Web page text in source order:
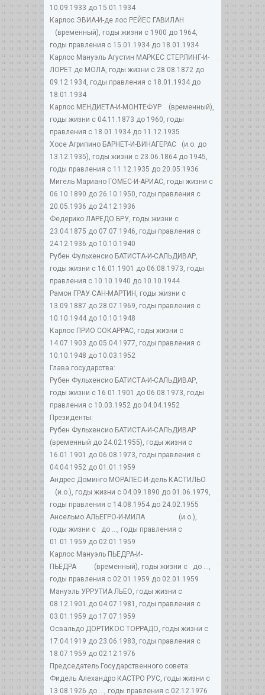
10.09.1933 до 15.01.1934
Карлос ЭВИА-И-де лос РЕЙЕС ГАВИЛАН
(временный), годы жизни с 1900 до 1964,
годы правления с 15.01.1934 до 18.01.1934
Карлос Мануэль Агустин МАРКЕС СТЕРЛИНГ-И-
ЛОРЕТ де МОЛА, годы жизни с 28.08.1872 до
09.12.1934, годы правления с 18.01.1934 до
18.01.1934
Карлос МЕНДИЕТА-И-МОНТЕФУР (временный),
годы жизни с 04.11.1873 до 1960, годы
правления с 18.01.1934 до 11.12.1935
Хосе Агрипино БАРНЕТ-И-ВИНАГЕРАС (и.о. до
13.12.1935), годы жизни с 23.06.1864 до 1945,
годы правления с 11.12.1935 до 20.05.1936
Мигель Мариано ГОМЕС-И-АРИАС, годы жизни с
06.10.1890 до 26.10.1950, годы правления с
20.05.1936 до 24.12.1936
Федерико ЛАРЕДО БРУ, годы жизни с
23.04.1875 до 07.07.1946, годы правления с
24.12.1936 до 10.10.1940
Рубен Фульхенсио БАТИСТА-И-САЛЬДИВАР,
годы жизни с 16.01.1901 до 06.08.1973, годы
правления с 10.10.1940 до 10.10.1944
Рамон ГРАУ САН-МАРТИН, годы жизни с
13.09.1887 до 28.07.1969, годы правления с
10.10.1944 до 10.10.1948
Карлос ПРИО СОКАРРАС, годы жизни с
14.07.1903 до 05.04.1977, годы правления с
10.10.1948 до 10.03.1952
Глава государства:
Рубен Фульхенсио БАТИСТА-И-САЛЬДИВАР,
годы жизни с 16.01.1901 до 06.08.1973, годы
правления с 10.03.1952 до 04.04.1952
Президенты:
Рубен Фульхенсио БАТИСТА-И-САЛЬДИВАР
(временный до 24.02.1955), годы жизни с
16.01.1901 до 06.08.1973, годы правления с
04.04.1952 до 01.01.1959
Андрес Доминго МОРАЛЕС-И-дель КАСТИЛЬО
(и.о.), годы жизни с 04.09.1890 до 01.06.1979,
годы правления с 14.08.1954 до 24.02.1955
Ансельмо АЛЬЕГРО-И-МИЛА (и.о.),
годы жизни с до ..., годы правления с
01.01.1959 до 02.01.1959
Карлос Мануэль ПЬЕДРА-И-
ПЬЕДРА (временный), годы жизни с до ...,
годы правления с 02.01.1959 до 02.01.1959
Мануэль УРРУТИА ЛЬЕО, годы жизни с
08.12.1901 до 04.07.1981, годы правления с
03.01.1959 до 17.07.1959
Освальдо ДОРТИКОС ТОРРАДО, годы жизни с
17.04.1919 до 23.06.1983, годы правления с
18.07.1959 до 02.12.1976
Председатель Государственного совета:
Фидель Алехандро КАСТРО РУС, годы жизни с
13.08.1926 до ..., годы правления с 02.12.1976